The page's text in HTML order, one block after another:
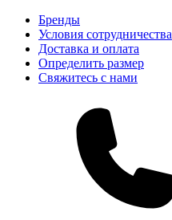
Бренды
Условия сотрудничества
Доставка и оплата
Определить размер
Свяжитесь с нами